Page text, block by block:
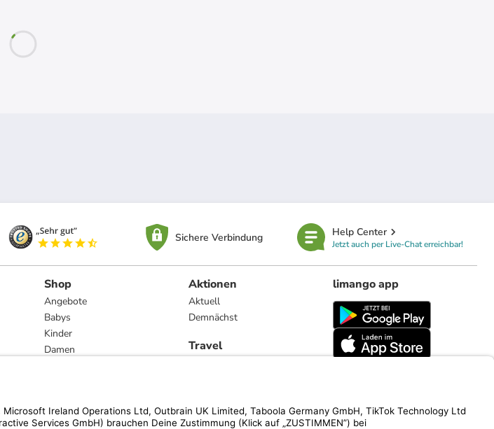
Sichere Verbindung Help Center
Jetzt auch per Live-Chat erreichbar!
Shop
Angebote
Babys
Kinder
Damen
Marken
Aktionen
Aktuell
Demnächst
Travel
limango app